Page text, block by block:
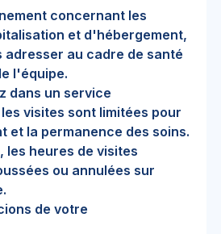
concernant les
et d'hébergement,
adresser au cadre de santé
l'équipe.
dans un service
visites sont limitées pour
et la permanence des soins.
les heures de visites
ou annulées sur
de votre